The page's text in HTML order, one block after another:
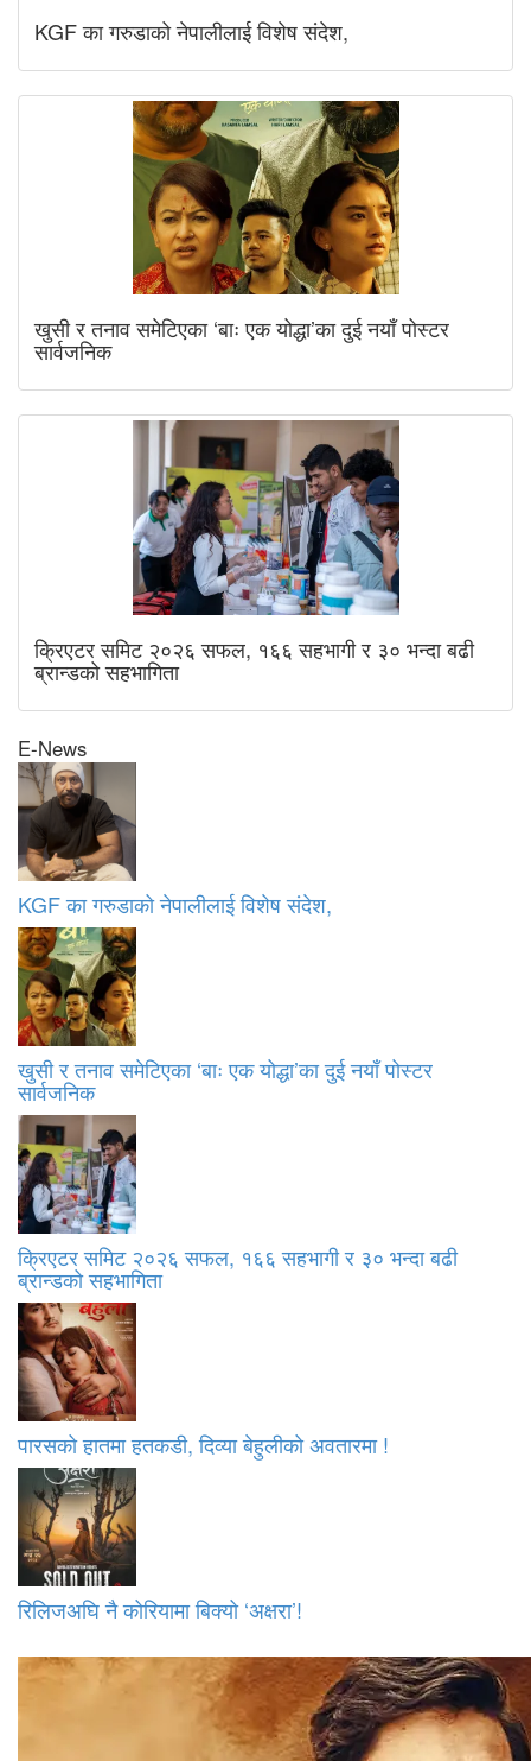
KGF का गरुडाको नेपालीलाई विशेष संदेश,
खुसी र तनाव समेटिएका ‘बाः एक योद्धा’का दुई नयाँ पोस्टर
सार्वजनिक
क्रिएटर समिट २०२६ सफल, १६६ सहभागी र ३० भन्दा बढी
ब्रान्डको सहभागिता
E-News
KGF का गरुडाको नेपालीलाई विशेष संदेश,
खुसी र तनाव समेटिएका ‘बाः एक योद्धा’का दुई नयाँ पोस्टर
सार्वजनिक
क्रिएटर समिट २०२६ सफल, १६६ सहभागी र ३० भन्दा बढी
ब्रान्डको सहभागिता
पारसको हातमा हतकडी, दिव्या बेहुलीको अवतारमा !
रिलिजअघि नै कोरियामा बिक्यो ‘अक्षरा’!